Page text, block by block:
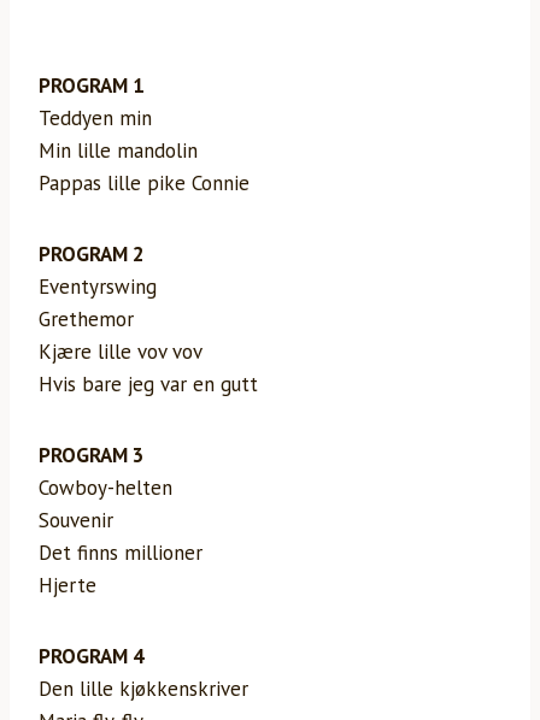
PROGRAM 1
Teddyen min
Min lille mandolin
Pappas lille pike Connie
PROGRAM 2
Eventyrswing
Grethemor
Kjære lille vov vov
Hvis bare jeg var en gutt
PROGRAM 3
Cowboy-helten
Souvenir
Det finns millioner
Hjerte
PROGRAM 4
Den lille kjøkkenskriver